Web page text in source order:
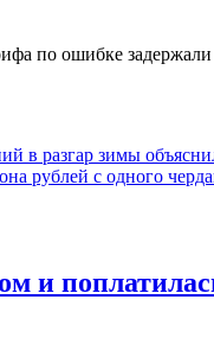
по ошибке задержали
в разгар зимы
рублей с одного
и